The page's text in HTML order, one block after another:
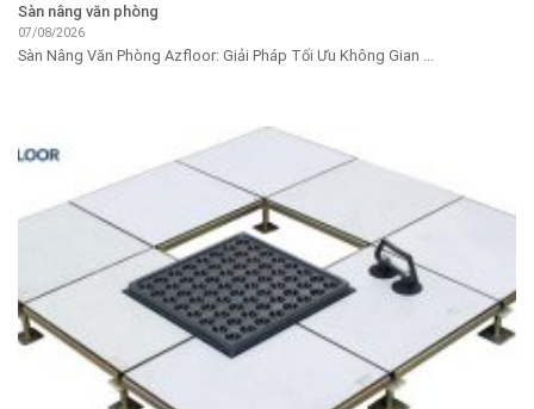
Sàn nâng văn phòng
07/08/2026
Sàn Nâng Văn Phòng Azfloor: Giải Pháp Tối Ưu Không Gian ...